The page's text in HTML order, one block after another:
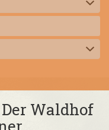
Waldhof